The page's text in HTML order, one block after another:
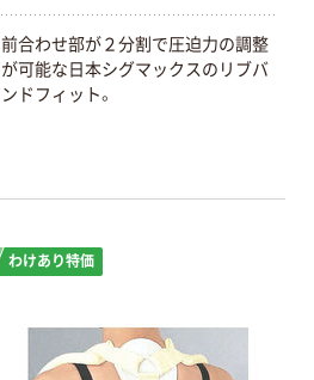
前合わせ部が２分割で圧迫力の調整
が可能な日本シグマックスのリブバ
ンドフィット。
わけあり特価